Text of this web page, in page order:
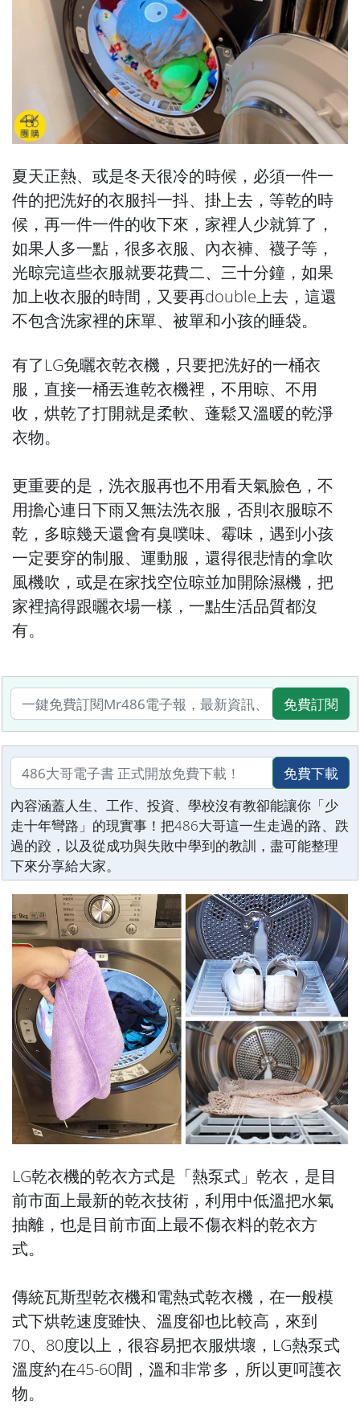
夏天正熱、或是冬天很冷的時候，必須一件一
件的把洗好的衣服抖一抖、掛上去，等乾的時
候，再一件一件的收下來，家裡人少就算了，
如果人多一點，很多衣服、內衣褲、襪子等，
光晾完這些衣服就要花費二、三十分鐘，如果
加上收衣服的時間，又要再double上去，這還
不包含洗家裡的床單、被單和小孩的睡袋。
有了LG免曬衣乾衣機，只要把洗好的一桶衣
服，直接一桶丟進乾衣機裡，不用晾、不用
收，烘乾了打開就是柔軟、蓬鬆又溫暖的乾淨
衣物。
更重要的是，洗衣服再也不用看天氣臉色，不
用擔心連日下雨又無法洗衣服，否則衣服晾不
乾，多晾幾天還會有臭噗味、霉味，遇到小孩
一定要穿的制服、運動服，還得很悲情的拿吹
風機吹，或是在家找空位晾並加開除濕機，把
家裡搞得跟曬衣場一樣，一點生活品質都沒
有。
免費訂閱
免費下載
內容涵蓋人生、工作、投資、學校沒有教卻能讓你「少
走十年彎路」的現實事！把486大哥這一生走過的路、跌
過的跤，以及從成功與失敗中學到的教訓，盡可能整理
下來分享給大家。
LG乾衣機的乾衣方式是「熱泵式」乾衣，是目
前市面上最新的乾衣技術，利用中低溫把水氣
抽離，也是目前市面上最不傷衣料的乾衣方
式。
傳統瓦斯型乾衣機和電熱式乾衣機，在一般模
式下烘乾速度雖快、溫度卻也比較高，來到
70、80度以上，很容易把衣服烘壞，LG熱泵式
溫度約在45-60間，溫和非常多，所以更呵護衣
物。